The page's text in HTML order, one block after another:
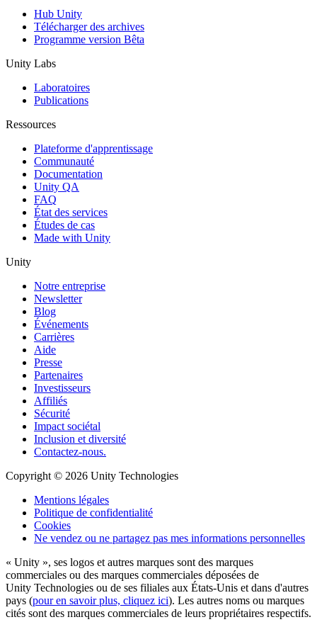
Hub Unity
Télécharger des archives
Programme version Bêta
Unity Labs
Laboratoires
Publications
Ressources
Plateforme d'apprentissage
Communauté
Documentation
Unity QA
FAQ
État des services
Études de cas
Made with Unity
Unity
Notre entreprise
Newsletter
Blog
Événements
Carrières
Aide
Presse
Partenaires
Investisseurs
Affiliés
Sécurité
Impact sociétal
Inclusion et diversité
Contactez-nous.
Copyright © 2026 Unity Technologies
Mentions légales
Politique de confidentialité
Cookies
Ne vendez ou ne partagez pas mes informations personnelles
« Unity », ses logos et autres marques sont des marques
commerciales ou des marques commerciales déposées de
Unity Technologies ou de ses filiales aux États-Unis et dans d'autres
pays (pour en savoir plus, cliquez ici). Les autres noms ou marques
cités sont des marques commerciales de leurs propriétaires respectifs.